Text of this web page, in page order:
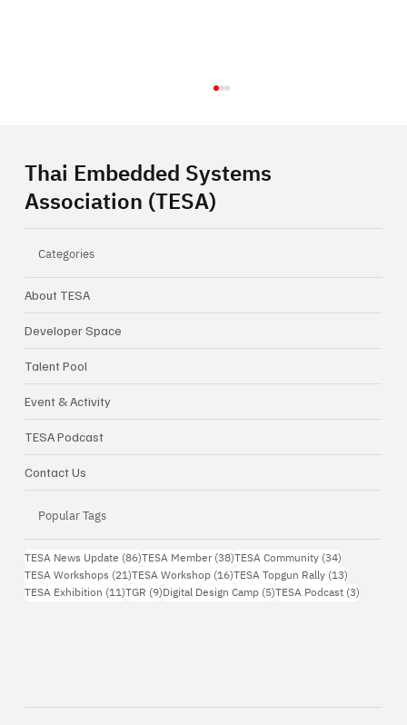
Closing Inspiration Talk: ความท้าทายใน
การทำ Startup ในเมืองไทย จากไอเดีย...สู่
ธุรกิจจริง
Thai Embedded Systems
Association (TESA)
Categories
About TESA
Developer Space
Talent Pool
Event & Activity
TESA Podcast
Contact Us
Popular Tags
TESA News Update (86)86 กระทู้
TESA Member (38)38 กระทู้
TESA Community (34)34 กระทู้
TESA Workshops (21)21 กระทู้
TESA Workshop (16)16 กระทู้
TESA Topgun Rally (13)13 กระทู้
TESA Exhibition (11)11 กระทู้
TGR (9)9 กระทู้
Digital Design Camp (5)5 กระทู้
TESA Podcast (3)3 กระทู้